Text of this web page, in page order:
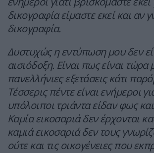
δικογραφία είμαστε εκεί και αν
δικογραφία.
Δυστυχώς η εντύπωση μου δεν
αισιόδοξη. Είναι πως είναι τώρα
πανελλήνιες εξετάσεις κάτι
Τέσσερις πέντε είναι ενήμεροι
υπόλοιποι τριάντα είδαν φως
Καμία εικοσαριά δεν έρχονται
καμιά εικοσαριά δεν τους
ούτε και τις οικογένειες που